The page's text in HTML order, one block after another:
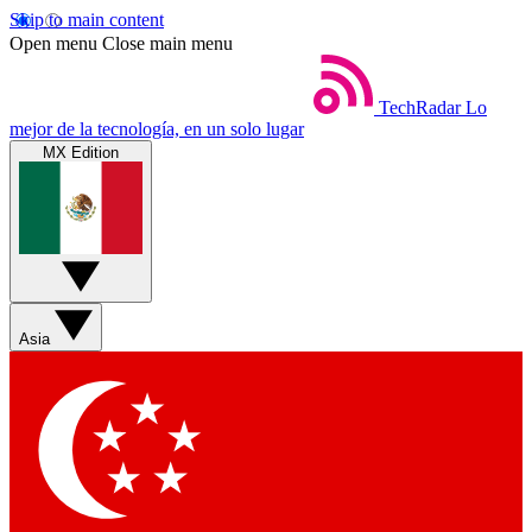
Skip to main content
Open menu Close main menu
TechRadar Lo
mejor de la tecnología, en un solo lugar
MX Edition
Asia